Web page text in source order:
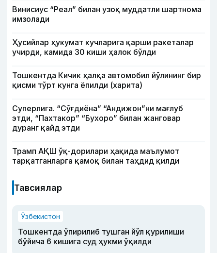
Винисиус “Реал” билан узоқ муддатли шартнома
имзолади
Ҳусийлар ҳукумат кучларига қарши ракеталар
учирди, камида 30 киши ҳалок бўлди
Тошкентда Кичик ҳалқа автомобил йўлининг бир
қисми тўрт кунга ёпилди (харита)
Суперлига. “Сўғдиёна” “Андижон”ни мағлуб
этди, “Пахтакор” “Бухоро” билан жанговар
дуранг қайд этди
Трамп АҚШ ўқ-дорилари ҳақида маълумот
тарқатганларга қамоқ билан таҳдид қилди
Тавсиялар
Ўзбекистон
Тошкентда ўпирилиб тушган йўл қурилиши
бўйича 6 кишига суд ҳукми ўқилди